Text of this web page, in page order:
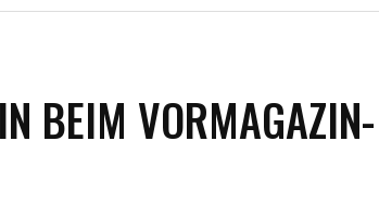
BEIM VORMAGAZIN-KI